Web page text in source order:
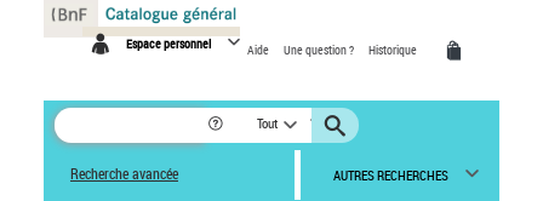
Espace personnel Aide Une question ? Historique
Tout
Recherche avancée AUTRES RECHERCHES
Panneau de gestion des cookies